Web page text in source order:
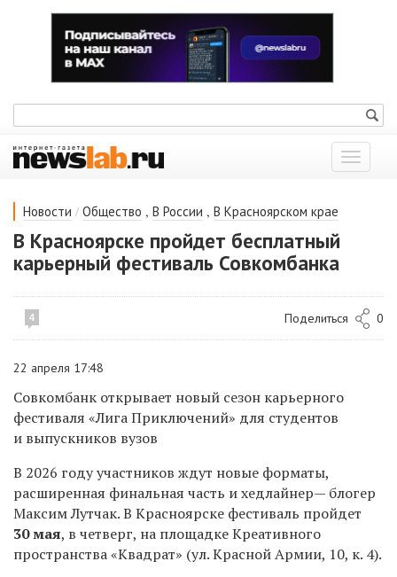
Показать
меню
Новости / Общество , В России , В Красноярском крае
В Красноярске пройдет бесплатный
карьерный фестиваль Совкомбанка
4 Поделиться 0
22 апреля 17:48
Совкомбанк открывает новый сезон карьерного
фестиваля «Лига Приключений» для студентов
и выпускников вузов
В 2026 году участников ждут новые форматы,
расширенная финальная часть и хедлайнер— блогер
Максим Лутчак. В Красноярске фестиваль пройдет
30 мая, в четверг, на площадке Креативного
пространства «Квадрат» (ул. Красной Армии, 10, к. 4).